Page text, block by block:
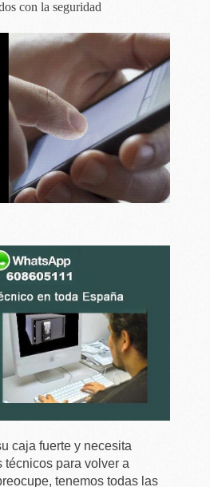
con la seguridad
caja fuerte y necesita
técnicos para volver a
tenemos todas las